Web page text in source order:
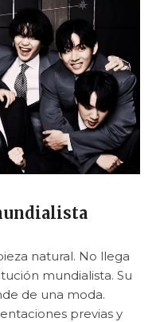
natural. No llega
mundialista. Su
de una moda.
previas y